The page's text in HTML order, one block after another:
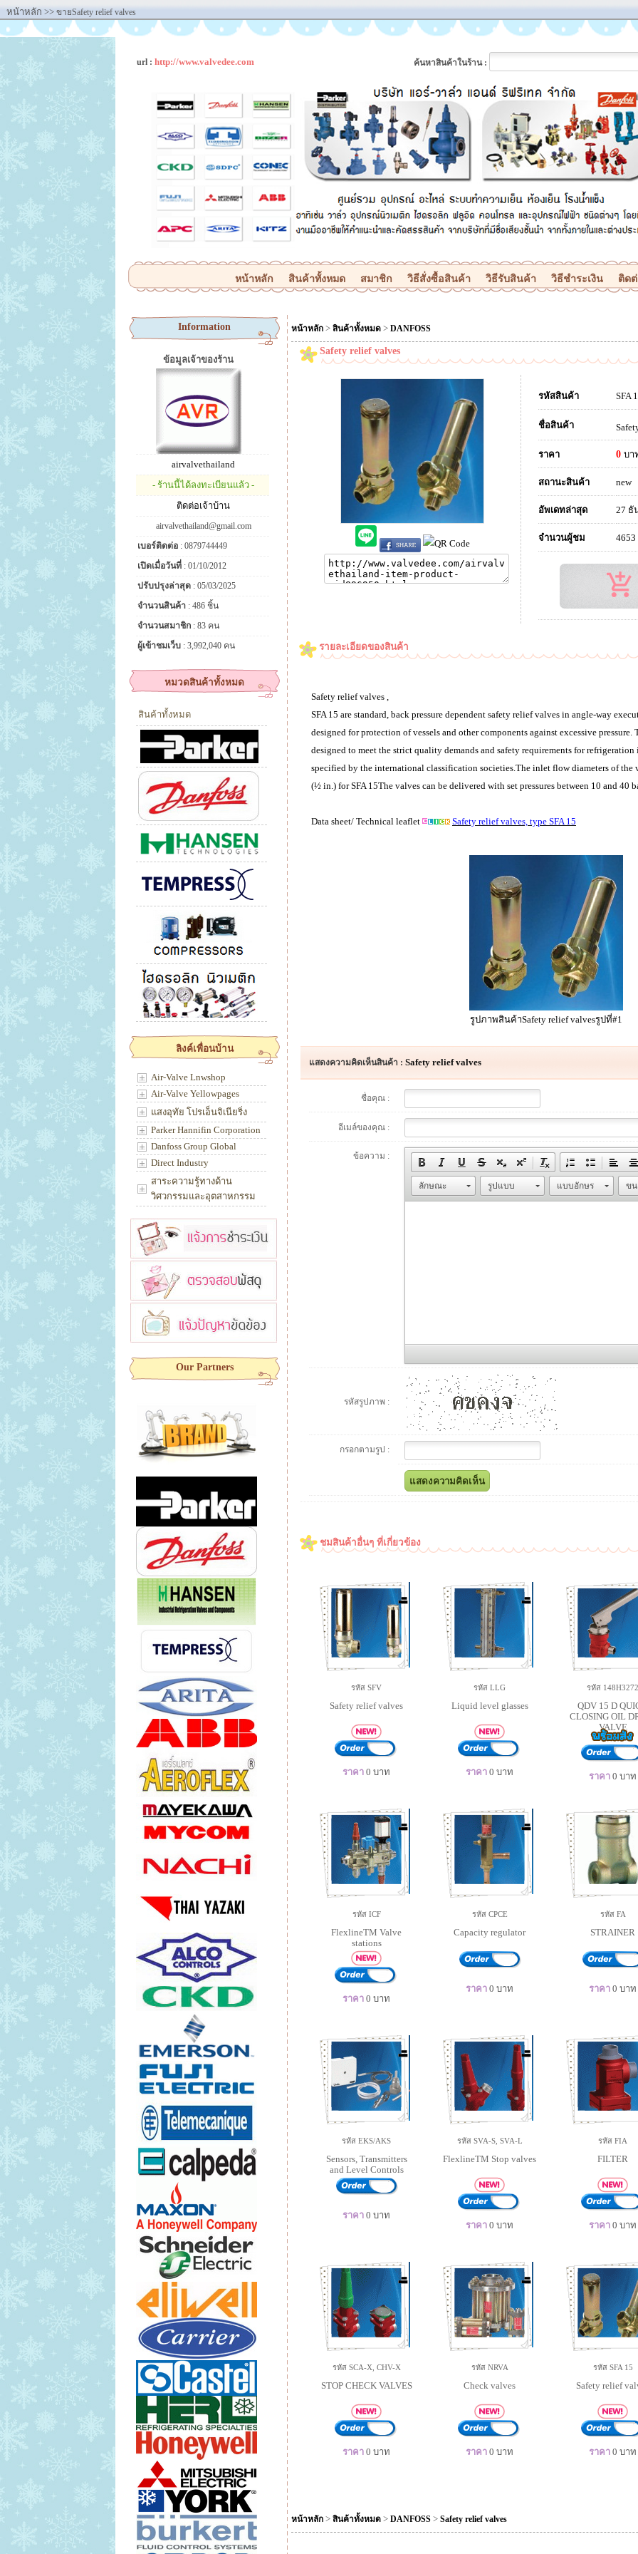
หน้าหลัก >> ขายSafety relief valves
url : http://www.valvedee.com ค้นหาสินค้าในร้าน :
หน้าหลัก สินค้าทั้งหมด สมาชิก วิธีสั่งซื้อสินค้า วิธีรับสินค้า วิธีชำระเงิน ติดต่
Information
ข้อมูลเจ้าของร้าน
airvalvethailand
- ร้านนี้ได้ลงทะเบียนแล้ว -
ติดต่อเจ้าบ้าน
airvalvethailand@gmail.com
เบอร์ติดต่อ : 0879744449
เปิดเมื่อวันที่ : 01/10/2012
ปรับปรุงล่าสุด : 05/03/2025
จำนวนสินค้า : 486 ชิ้น
จำนวนสมาชิก : 83 คน
ผู้เข้าชมเว็บ : 3,992,040 คน
หมวดสินค้าทั้งหมด
สินค้าทั้งหมด
ลิงค์เพื่อนบ้าน
Air-Valve Lnwshop
Air-Valve Yellowpages
แสงอุทัย โปรเอ็นจิเนียริ่ง
Parker Hannifin Corporation
Danfoss Group Global
Direct Industry
สาระความรู้ทางด้าน
วิศวกรรมและอุตสาหกรรม
Our Partners
หน้าหลัก > สินค้าทั้งหมด > DANFOSS
Safety relief valves
รหัสสินค้า SFA
ชื่อสินค้า
ราคา 0 บา
สถานะสินค้า new
อัพเดทล่าสุด 27 ธั
จำนวนผู้ชม
รายละเอียดของสินค้า
Safety relief valves ,
SFA 15 are standard, back pressure dependent safety relief valves in angle-way
designed for protection of vessels and other components against excessive pressure.
designed to meet the strict quality demands and safety requirements for
specified by the international classification societies.The inlet flow diameters of the
(½ in.) for SFA 15The valves can be delivered with set pressures between 10 and 40
Data sheet/ Technical leaflet Safety relief valves, type SFA 15
รูปภาพสินค้าSafety relief valvesรูปที่#1
แสดงความคิดเห็นสินค้า : Safety relief valves
ชื่อคุณ :
อีเมล์ของคุณ :
ข้อความ :
ลักษณะ รูปแบบ แบบอักษร
รหัสรูปภาพ :
กรอกตามรูป :
ชมสินค้าอื่นๆ ที่เกี่ยวข้อง
รหัส SFV
Safety relief valves
ราคา 0 บาท
รหัส LLG
Liquid level glasses
ราคา 0 บาท
รหัส 148H3272
QDV 15 D
CLOSING OIL
VALVE
ราคา 0 บาท
รหัส ICF
FlexlineTM Valve
stations
ราคา 0 บาท
รหัส CPCE
Capacity regulator
ราคา 0 บาท
รหัส FA
STRAINER
ราคา 0 บาท
รหัส EKS/AKS
Sensors, Transmitters
and Level Controls
ราคา 0 บาท
รหัส SVA-S, SVA-L
FlexlineTM Stop valves
ราคา 0 บาท
รหัส FIA
FILTER
ราคา 0 บาท
รหัส SCA-X, CHV-X
STOP CHECK VALVES
ราคา 0 บาท
รหัส NRVA
Check valves
ราคา 0 บาท
รหัส SFA 15
Safety relief
ราคา 0 บาท
หน้าหลัก > สินค้าทั้งหมด > DANFOSS > Safety relief valves